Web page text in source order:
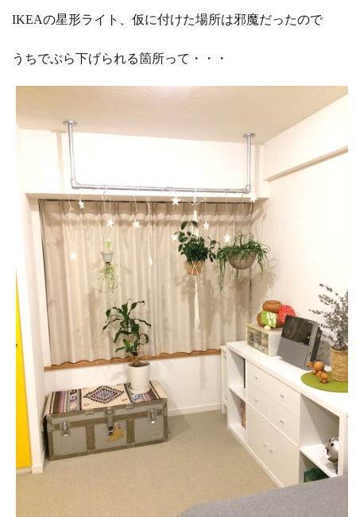
IKEAの星形ライト、仮に付けた場所は邪魔だったので
うちでぶら下げられる箇所って・・・